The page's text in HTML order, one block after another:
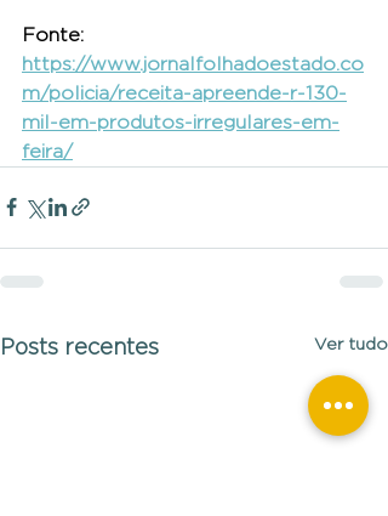
https://www.jornalfolhadoestado.co
m/policia/receita-apreende-r-130-
mil-em-produtos-irregulares-em-
feira/
Posts recentes Ver tudo